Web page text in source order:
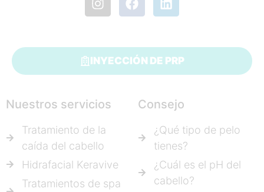
INYECCIÓN DE PRP
Nuestros servicios
Tratamiento de la
caída del cabello
Hidrafacial Keravive
Tratamientos de spa
Consejo
¿Qué tipo de pelo
tienes?
¿Cuál es el pH del
cabello?